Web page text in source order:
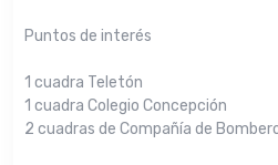
Puntos de interés
1 cuadra Teletón
1 cuadra Colegio Concepción
2 cuadras de Compañía de